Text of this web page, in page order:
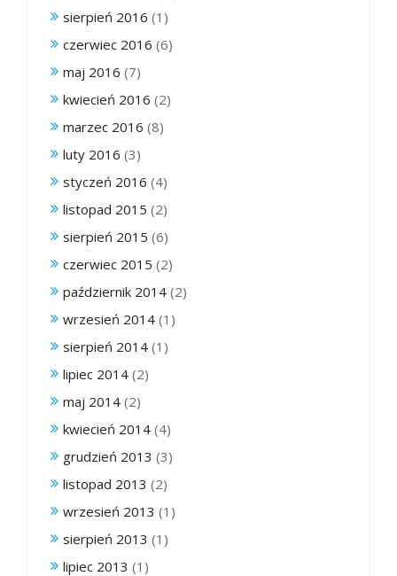
sierpień 2016 (1)
czerwiec 2016 (6)
maj 2016 (7)
kwiecień 2016 (2)
marzec 2016 (8)
luty 2016 (3)
styczeń 2016 (4)
listopad 2015 (2)
sierpień 2015 (6)
czerwiec 2015 (2)
październik 2014 (2)
wrzesień 2014 (1)
sierpień 2014 (1)
lipiec 2014 (2)
maj 2014 (2)
kwiecień 2014 (4)
grudzień 2013 (3)
listopad 2013 (2)
wrzesień 2013 (1)
sierpień 2013 (1)
lipiec 2013 (1)